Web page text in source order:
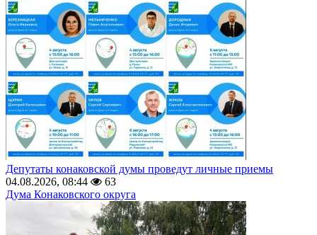
Депутаты конаковской думы проведут личные приемы
04.08.2026, 08:44
63
Дума Конаковского округа